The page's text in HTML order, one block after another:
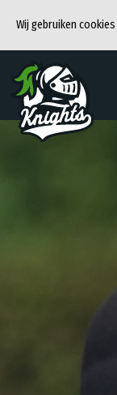
Wij gebruiken cookies